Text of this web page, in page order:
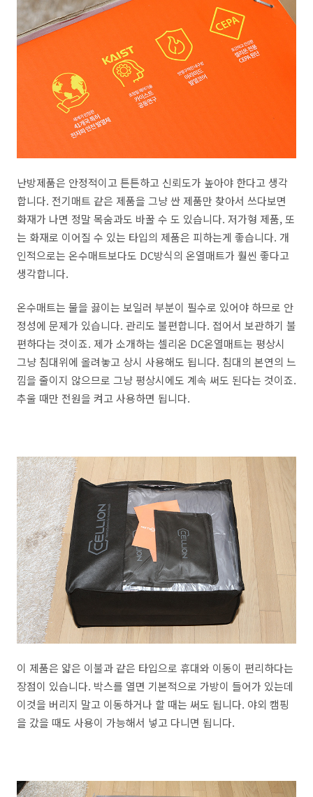
난방제품은 안정적이고 튼튼하고 신뢰도가 높아야 한다고 생각
합니다. 전기매트 같은 제품을 그냥 싼 제품만 찾아서 쓰다보면
화재가 나면 정말 목숨과도 바꿀 수 도 있습니다. 저가형 제품, 또
는 화재로 이어질 수 있는 타입의 제품은 피하는게 좋습니다. 개
인적으로는 온수매트보다도 DC방식의 온열매트가 훨씬 좋다고
생각합니다.
온수매트는 물을 끓이는 보일러 부분이 필수로 있어야 하므로 안
정성에 문제가 있습니다. 관리도 불편합니다. 접어서 보관하기 불
편하다는 것이죠. 제가 소개하는 셀리온 DC온열매트는 평상시
그냥 침대위에 올려놓고 상시 사용해도 됩니다. 침대의 본연의 느
낌을 줄이지 않으므로 그냥 평상시에도 계속 써도 된다는 것이죠.
추울 때만 전원을 켜고 사용하면 됩니다.
이 제품은 얇은 이불과 같은 타입으로 휴대와 이동이 편리하다는
장점이 있습니다. 박스를 열면 기본적으로 가방이 들어가 있는데
이것을 버리지 말고 이동하거나 할 때는 써도 됩니다. 야외 캠핑
을 갔을 때도 사용이 가능해서 넣고 다니면 됩니다.